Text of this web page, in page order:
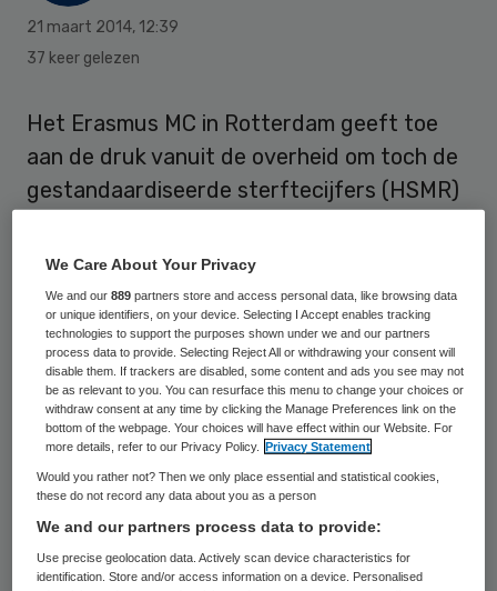
21 maart 2014, 12:39
37 keer gelezen
Het Erasmus MC in Rotterdam geeft toe
aan de druk vanuit de overheid om toch de
gestandaardiseerde sterftecijfers (HSMR)
2014 om de de cijfers online beschikbaar te
stellen.
Dat meldt de instelling in eenverklaring
online. Eind februariverzette het Erasmus
zich nog luidruchtig tegen publicatie van de
HSMR. Het ziekenhuis uitte forsebezwaren
tegen het gebruik ervan als
populatieverschillen per ziekenhuis. Het
We Care About Your Privacy
We and our889 partners store and access personal data, like browsing data
or unique identifiers, on your device. Selecting I Accept enables tracking
technologies to support the purposes shown under we and our partners
process data to provide. Selecting Reject All or withdrawing your consent will
disable them. If trackers are disabled, some content and ads you see may not
be as relevant to you. You can resurface this menu to change your choices or
withdraw consent at any time by clicking the Manage Preferences link on the
bottom of the webpage. Your choices will have effect within our Website. For
more details, refer to our Privacy Policy.
Privacy Statement
Would you rather not? Then we only place essential and statistical cookies,
these do not record any data about you as a person
We and our partners process data to provide:
Use precise geolocation data. Actively scan device characteristics for
identification. Store and/or access information on a device. Personalised